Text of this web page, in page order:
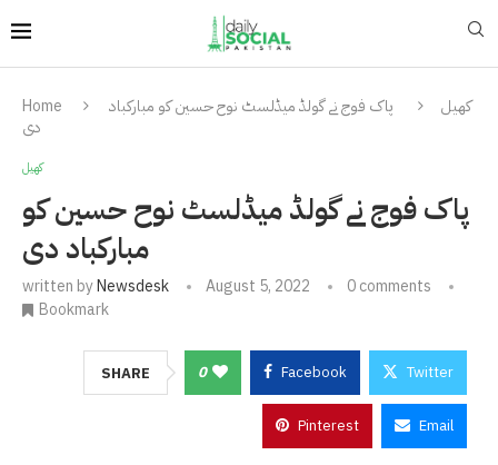
Home کھیل
پاک فوج نے گولڈ میڈلسٹ نوح حسین کو مبارکباد
دی
کھیل
پاک فوج نے گولڈ میڈلسٹ نوح حسین کو
مبارکباد دی
written byNewsdesk August 5, 2022
0 comments
Bookmark
SHARE 0 Facebook Twitter
Pinterest Email